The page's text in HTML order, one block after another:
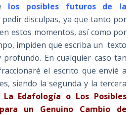
los posibles futuros de la
pedir disculpas, ya que tanto por
estos momentos, así como por
impiden que escriba un texto
profundo. En cualquier caso tan
el escrito que envié a
siendo la segunda y la tercera
La Edafología o Los Posibles
un Genuino Cambio de